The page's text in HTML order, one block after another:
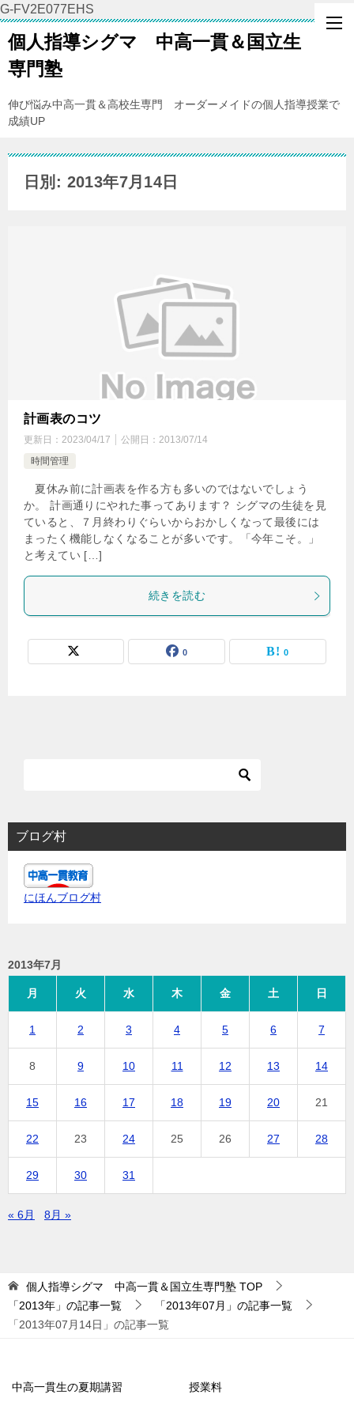
G-FV2E077EHS
個人指導シグマ 中高一貫＆国立生
専門塾
伸び悩み中高一貫＆高校生専門 オーダーメイドの個人指導授業で
成績UP
日別: 2013年7月14日
計画表のコツ
更新日： 2023/04/17 公開日： 2013/07/14
時間管理
夏休み前に計画表を作る方も多いのではないでしょう
か。 計画通りにやれた事ってあります？ シグマの生徒を見
ていると、７月終わりぐらいからおかしくなって最後には
まったく機能しなくなることが多いです。「今年こそ。」
と考えてい […]
続きを読む
0 0
ブログ村
にほんブログ村
2013年7月
月 火 水 木 金 土 日
1 2 3 4 5 6 7
8 9 10 11 12 13 14
15 16 17 18 19 20 21
22 23 24 25 26 27 28
29 30 31
« 6月 8月 »
個人指導シグマ 中高一貫＆国立生専門塾 TOP
「2013年」の記事一覧
「2013年07月」の記事一覧
「2013年07月14日」の記事一覧
中高一貫生の夏期講習 授業料